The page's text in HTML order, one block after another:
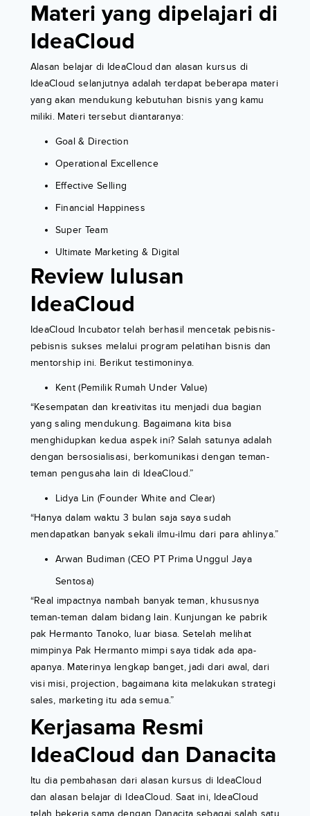
Materi yang dipelajari di
IdeaCloud
Alasan belajar di IdeaCloud dan alasan kursus di
IdeaCloud selanjutnya adalah terdapat beberapa materi
yang akan mendukung kebutuhan bisnis yang kamu
miliki. Materi tersebut diantaranya:
Goal & Direction
Operational Excellence
Effective Selling
Financial Happiness
Super Team
Ultimate Marketing & Digital
Review lulusan
IdeaCloud
IdeaCloud Incubator telah berhasil mencetak pebisnis-
pebisnis sukses melalui program pelatihan bisnis dan
mentorship ini. Berikut testimoninya.
Kent (Pemilik Rumah Under Value)
“Kesempatan dan kreativitas itu menjadi dua bagian
yang saling mendukung. Bagaimana kita bisa
menghidupkan kedua aspek ini? Salah satunya adalah
dengan bersosialisasi, berkomunikasi dengan teman-
teman pengusaha lain di IdeaCloud.”
Lidya Lin (Founder White and Clear)
“Hanya dalam waktu 3 bulan saja saya sudah
mendapatkan banyak sekali ilmu-ilmu dari para ahlinya.”
Arwan Budiman (CEO PT Prima Unggul Jaya
Sentosa)
“Real impactnya nambah banyak teman, khususnya
teman-teman dalam bidang lain. Kunjungan ke pabrik
pak Hermanto Tanoko, luar biasa. Setelah melihat
mimpinya Pak Hermanto mimpi saya tidak ada apa-
apanya. Materinya lengkap banget, jadi dari awal, dari
visi misi, projection, bagaimana kita melakukan strategi
sales, marketing itu ada semua.”
Kerjasama Resmi
IdeaCloud dan Danacita
Itu dia pembahasan dari alasan kursus di IdeaCloud
dan alasan belajar di IdeaCloud. Saat ini, IdeaCloud
telah bekerja sama dengan Danacita sebagai salah satu